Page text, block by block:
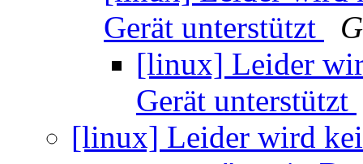
Gerät unterstützt
[linux] Leider
Gerät unterstützt
[linux] Leider wird